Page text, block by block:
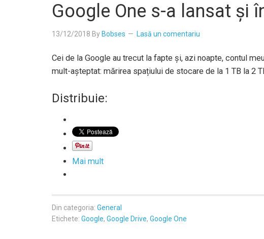
Google One s-a lansat și
13/12/2018 By Bobses Lasă un comentariu
Cei de la Google au trecut la fapte și, azi noapte, contul
mult-așteptat: mărirea spațiului de stocare de la 1 TB la 2
Distribuie:
Mai mult
Din categoria: General
Etichete: Google, Google Drive, Google One